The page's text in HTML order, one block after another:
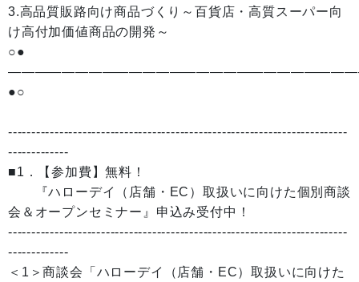
3.高品質販路向け商品づくり～百貨店・高質スーパー向
け高付加価値商品の開発～
○●
●○
-------------------------------------------------------------------------
-------------
■1．【参加費】無料！
『ハローデイ（店舗・EC）取扱いに向けた個別商談
会＆オープンセミナー』申込み受付中！
-------------------------------------------------------------------------
-------------
＜1＞商談会「ハローデイ（店舗・EC）取扱いに向けた